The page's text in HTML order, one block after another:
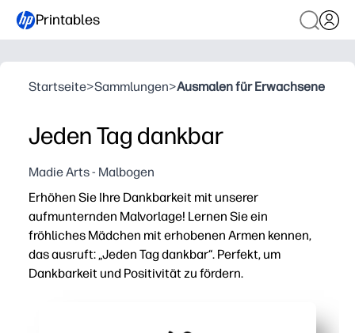
Printables
Startseite>Sammlungen>Ausmalen für Erwachsene
Jeden Tag dankbar
Madie Arts - Malbogen
Erhöhen Sie Ihre Dankbarkeit mit unserer
aufmunternden Malvorlage! Lernen Sie ein
fröhliches Mädchen mit erhobenen Armen kennen,
das ausruft: „Jeden Tag dankbar“. Perfekt, um
Dankbarkeit und Positivität zu fördern.